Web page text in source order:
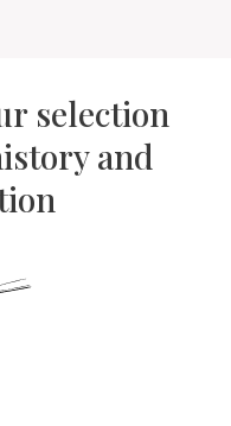
selection
and